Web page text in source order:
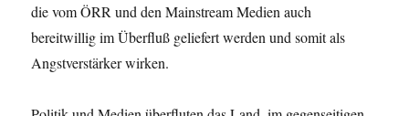
die vom ÖRR und den Mainstream Medien auch
bereitwillig im Überfluß geliefert werden und somit als
Angstverstärker wirken.